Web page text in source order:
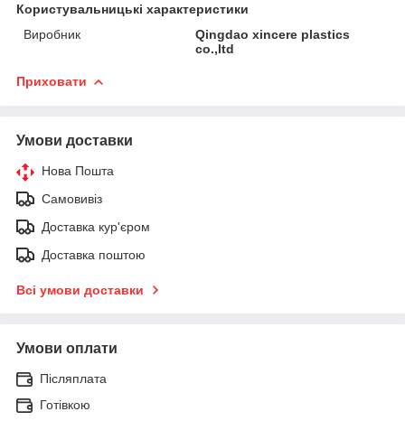
Користувальницькі характеристики
Виробник
Qingdao xincere plastics
co.,ltd
Приховати
Умови доставки
Нова Пошта
Самовивіз
Доставка кур'єром
Доставка поштою
Всі умови доставки
Умови оплати
Післяплата
Готівкою